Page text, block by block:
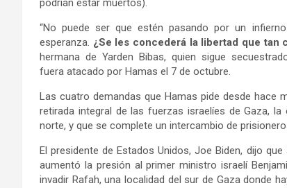
podrían estar muertos).
“No puede ser que estén pasando por un
esperanza. ¿Se les concederá la libertad que tan
hermana de Yarden Bibas, quien sigue
fuera atacado por Hamas el 7 de octubre.
Las cuatro demandas que Hamas pide desde hace
retirada integral de las fuerzas israelíes de Gaza,
norte, y que se complete un intercambio de
El presidente de Estados Unidos, Joe Biden, dijo
aumentó la presión al primer ministro israelí
invadir Rafah, una localidad del sur de Gaza donde